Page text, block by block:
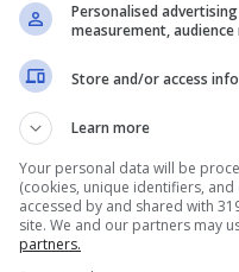
via mail. A noi
In un attimo
andrà perduto.
Personalised
measurement,
Store and/or access
Learn more
Your personal data will be
(cookies, unique identifiers,
accessed by and shared with
site. We and our partners may
partners.